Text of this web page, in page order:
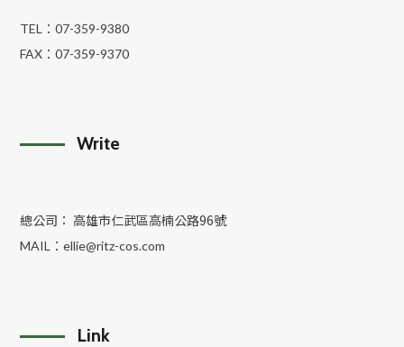
TEL：07-359-9380
FAX：07-359-9370
Write
總公司： 高雄市仁武區高楠公路96號
MAIL：ellie@ritz-cos.com
Link